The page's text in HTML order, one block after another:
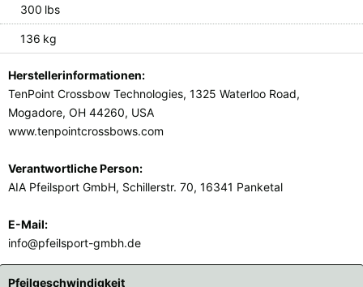
300 lbs
136 kg
Herstellerinformationen:
TenPoint Crossbow Technologies, 1325 Waterloo Road,
Mogadore, OH 44260, USA
www.tenpointcrossbows.com
Verantwortliche Person:
AIA Pfeilsport GmbH, Schillerstr. 70, 16341 Panketal
E-Mail:
info@pfeilsport-gmbh.de
Pfeilgeschwindigkeit